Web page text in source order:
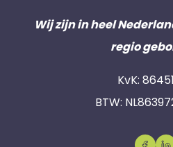
Wij zijn in heel
regio
KvK:
BTW: